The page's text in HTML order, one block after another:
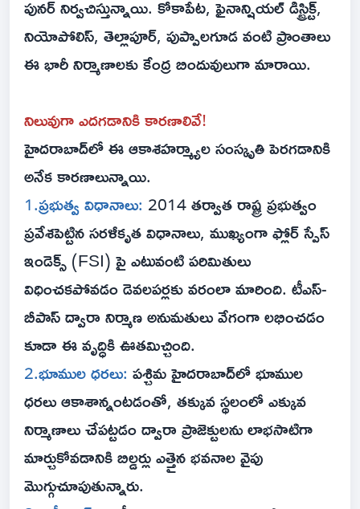
పునర్ నిర్వచిస్తున్నాయి. కోకాపేట, ఫైనాన్షియల్ డిస్ట్రిక్ట్,
నియోపోలిస్, తెల్లాపూర్, పుప్పాలగూడ వంటి ప్రాంతాలు
ఈ భారీ నిర్మాణాలకు కేంద్ర బిందువులుగా మారాయి.
నిలువుగా ఎదగడానికి కారణాలివే!
హైదరాబాద్‌లో ఈ ఆకాశహర్మ్యాల సంస్కృతి పెరగడానికి
అనేక కారణాలున్నాయి.
1.ప్రభుత్వ విధానాలు: 2014 తర్వాత రాష్ట్ర ప్రభుత్వం
ప్రవేశపెట్టిన సరళీకృత విధానాలు, ముఖ్యంగా ఫ్లోర్ స్పేస్
ఇండెక్స్ (FSI) పై ఎటువంటి పరిమితులు
విధించకపోవడం డెవలపర్లకు వరంలా మారింది. టీఎస్-
బీపాస్ ద్వారా నిర్మాణ అనుమతులు వేగంగా లభించడం
కూడా ఈ వృద్ధికి ఊతమిచ్చింది.
2.భూముల ధరలు: పశ్చిమ హైదరాబాద్‌లో భూముల
ధరలు ఆకాశాన్నంటడంతో, తక్కువ స్థలంలో ఎక్కువ
నిర్మాణాలు చేపట్టడం ద్వారా ప్రాజెక్టులను లాభసాటిగా
మార్చుకోవడానికి బిల్డర్లు ఎత్తైన భవనాల వైపు
మొగ్గుచూపుతున్నారు.